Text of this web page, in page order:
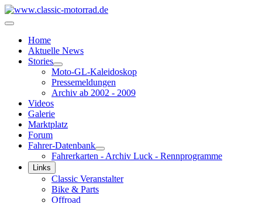
Home
Aktuelle News
Stories
Moto-GL-Kaleidoskop
Pressemeldungen
Archiv ab 2002 - 2009
Videos
Galerie
Marktplatz
Forum
Fahrer-Datenbank
Fahrerkarten - Archiv Luck - Rennprogramme
Links
Classic Veranstalter
Bike & Parts
Offroad